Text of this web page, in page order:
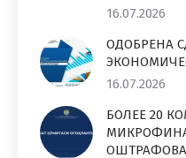
16.07.2026
ОДОБРЕНА
16.07.2026
БОЛЕЕ 20